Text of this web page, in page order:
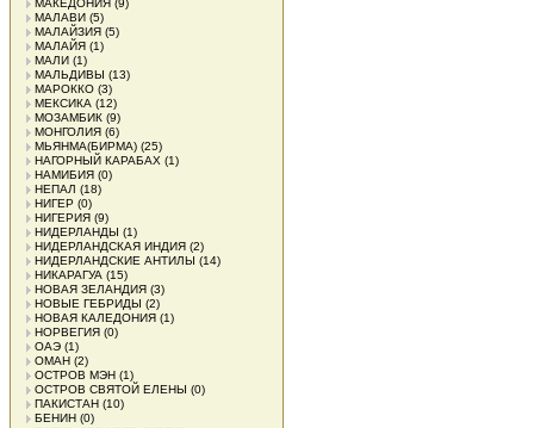
МАКЕДОНИЯ (9)
МАЛАВИ (5)
МАЛАЙЗИЯ (5)
МАЛАЙЯ (1)
МАЛИ (1)
МАЛЬДИВЫ (13)
МАРОККО (3)
МЕКСИКА (12)
МОЗАМБИК (9)
МОНГОЛИЯ (6)
МЬЯНМА(БИРМА) (25)
НАГОРНЫЙ КАРАБАХ (1)
НАМИБИЯ (0)
НЕПАЛ (18)
НИГЕР (0)
НИГЕРИЯ (9)
НИДЕРЛАНДЫ (1)
НИДЕРЛАНДСКАЯ ИНДИЯ (2)
НИДЕРЛАНДСКИЕ АНТИЛЫ (14)
НИКАРАГУА (15)
НОВАЯ ЗЕЛАНДИЯ (3)
НОВЫЕ ГЕБРИДЫ (2)
НОВАЯ КАЛЕДОНИЯ (1)
НОРВЕГИЯ (0)
ОАЭ (1)
ОМАН (2)
ОСТРОВ МЭН (1)
ОСТРОВ СВЯТОЙ ЕЛЕНЫ (0)
ПАКИСТАН (10)
БЕНИН (0)